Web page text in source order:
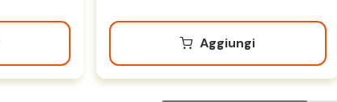
Aggiungi